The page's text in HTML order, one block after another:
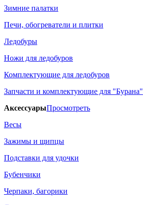
Зимние палатки
Печи, обогреватели и плитки
Ледобуры
Ножи для ледобуров
Комплектующие для ледобуров
Запчасти и комплектующие для "Бурана"
АксессуарыПросмотреть
Весы
Зажимы и щипцы
Подставки для удочки
Бубенчики
Черпаки, багорики